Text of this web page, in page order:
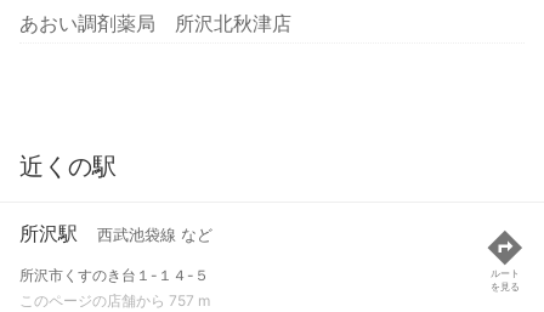
あおい調剤薬局 所沢北秋津店
近くの駅
所沢駅 西武池袋線 など
所沢市くすのき台１-１４-５
このページの店舗から 757 m
ルート
を見る